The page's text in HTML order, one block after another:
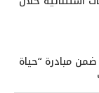
مبادرة “حياة